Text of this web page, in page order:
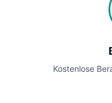
Kostenlose